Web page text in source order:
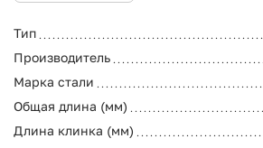
Тип
Производитель
Марка стали
Общая длина (мм)
Длина клинка (мм)